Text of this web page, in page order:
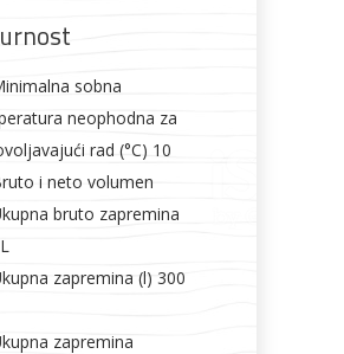
sobna
neophodna za
rad (°C) 10
i neto volumen
bruto zapremina
zapremina (l) 300
zapremina